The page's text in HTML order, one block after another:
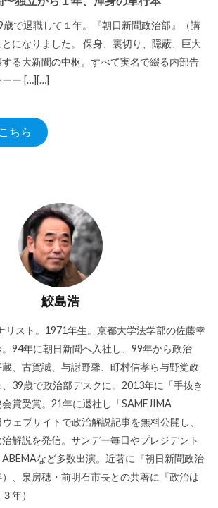
で退職して１年。『朝日新聞政治部』（講
になりました。 保身、裏切り、隠蔽、巨大
する大新聞の中枢。すべて実名で綴る内部告
ーー […][…]
ちら
鮫島浩
リスト。1971年生。京都大学法学部の佐藤幸
94年に朝日新聞へ入社し、99年から政治
、古賀誠、与謝野馨、町村信孝ら与野党政
39歳で政治部デスクに。2013年に「手抜き
賞受賞。21年に退社し「SAMEJIMA
ェブサイトで政治解説記事を無料公開し、
解説を発信。サンデー毎日やプレジデント
など多数出演。近著に『朝日新聞政治
、泉房穂・前明石市長との共著に『政治は
年）